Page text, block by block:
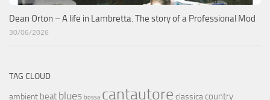
Dean Orton – A life in Lambretta. The story of a Professional Mod
30/06/2026
TAG CLOUD
ambient beat blues bossa cantautore classica country